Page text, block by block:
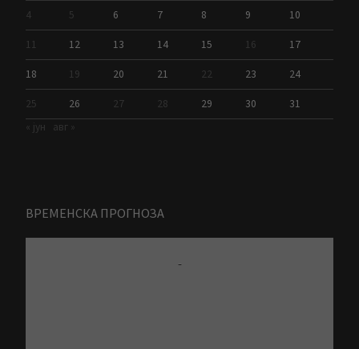
4 5 6 7 8 9 10
11 12 13 14 15 16 17
18 19 20 21 22 23 24
25 26 27 28 29 30
31
« јун
авг »
ВРЕМЕНСКА ПРОГНОЗА
-